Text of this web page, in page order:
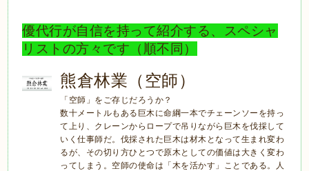
優代行が自信を持って紹介する、スペシャ
リストの方々です（順不同）
熊倉林業（空師）
「空師」をご存じだろうか？
数十メートルもある巨木に命綱一本でチェーンソーを持っ
て上り、クレーンからロープで吊りながら巨木を伐採して
いく仕事師だ。伐採された巨木は材木となって生まれ変わ
るが、その切り方ひとつで原木としての価値は大きく変わ
ってしまう。空師の使命は「木を活かす」ことである。人